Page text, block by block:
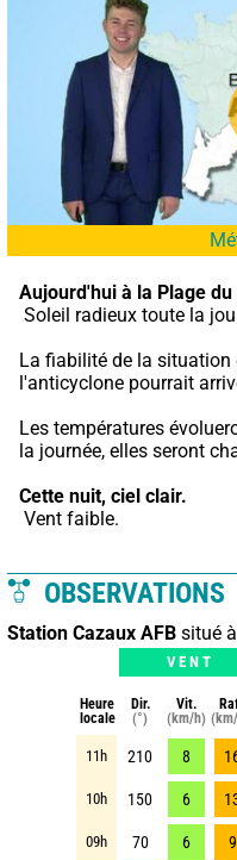
Aujourd'hui à la Plage
Soleil radieux toute la
La fiabilité de la situation
l'anticyclone pourrait
Les températures
la journée, elles seront
Cette nuit, ciel clair.
Vent faible.
OBSERVATIONS
Station Cazaux AFB situé
VENT
Heure
locale
Dir.
(°)
Vit.
(km/h)
11h 210 8
10h 150 6
09h 70 6 9